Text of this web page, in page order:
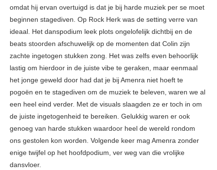
omdat hij ervan overtuigd is dat je bij harde muziek per se moet
beginnen stagediven. Op Rock Herk was de setting verre van
ideaal. Het danspodium leek plots ongelofelijk dichtbij en de
beats stoorden afschuwelijk op de momenten dat Colin zijn
zachte ingetogen stukken zong. Het was zelfs even behoorlijk
lastig om hierdoor in de juiste vibe te geraken, maar eenmaal
het jonge geweld door had dat je bij Amenra niet hoeft te
pogoën en te stagediven om de muziek te beleven, waren we al
een heel eind verder. Met de visuals slaagden ze er toch in om
de juiste ingetogenheid te bereiken. Gelukkig waren er ook
genoeg van harde stukken waardoor heel de wereld rondom
ons gestolen kon worden. Volgende keer mag Amenra zonder
enige twijfel op het hoofdpodium, ver weg van die vrolijke
dansvloer.